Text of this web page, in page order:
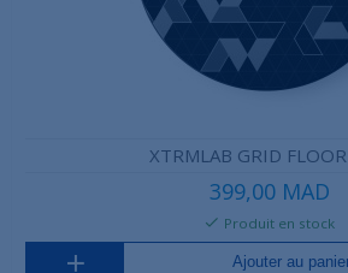
XTRMLAB GRID
399,00 MAD
Produit en stock
Ajouter au